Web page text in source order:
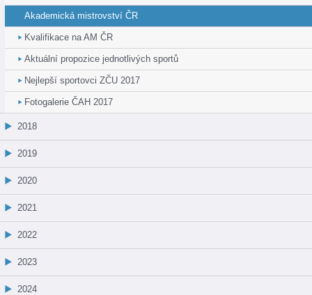
Akademická mistrovství ČR
Kvalifikace na AM ČR
Aktuální propozice jednotlivých sportů
Nejlepší sportovci ZČU 2017
Fotogalerie ČAH 2017
2018
2019
2020
2021
2022
2023
2024